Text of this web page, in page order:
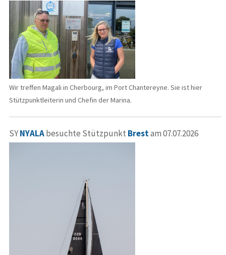
Wir treffen Magali in Cherbourg, im Port Chantereyne. Sie ist hier
Stützpunktleiterin und Chefin der Marina.
SYNYALAbesuchte Stützpunkt Brestam 07.07.2026